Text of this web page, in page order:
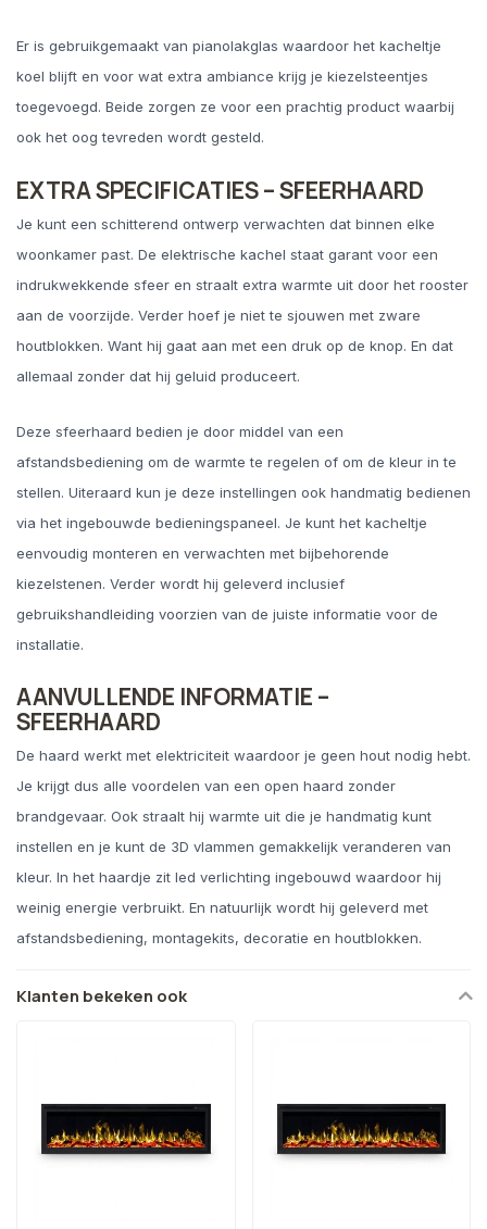
Er is gebruikgemaakt van pianolakglas waardoor het kacheltje
koel blijft en voor wat extra ambiance krijg je kiezelsteentjes
toegevoegd. Beide zorgen ze voor een prachtig product waarbij
ook het oog tevreden wordt gesteld.
EXTRA SPECIFICATIES – SFEERHAARD
Je kunt een schitterend ontwerp verwachten dat binnen elke
woonkamer past. De elektrische kachel staat garant voor een
indrukwekkende sfeer en straalt extra warmte uit door het rooster
aan de voorzijde. Verder hoef je niet te sjouwen met zware
houtblokken. Want hij gaat aan met een druk op de knop. En dat
allemaal zonder dat hij geluid produceert.
Deze sfeerhaard bedien je door middel van een
afstandsbediening om de warmte te regelen of om de kleur in te
stellen. Uiteraard kun je deze instellingen ook handmatig bedienen
via het ingebouwde bedieningspaneel. Je kunt het kacheltje
eenvoudig monteren en verwachten met bijbehorende
kiezelstenen. Verder wordt hij geleverd inclusief
gebruikshandleiding voorzien van de juiste informatie voor de
installatie.
AANVULLENDE INFORMATIE –
SFEERHAARD
De haard werkt met elektriciteit waardoor je geen hout nodig hebt.
Je krijgt dus alle voordelen van een open haard zonder
brandgevaar. Ook straalt hij warmte uit die je handmatig kunt
instellen en je kunt de 3D vlammen gemakkelijk veranderen van
kleur. In het haardje zit led verlichting ingebouwd waardoor hij
weinig energie verbruikt. En natuurlijk wordt hij geleverd met
afstandsbediening, montagekits, decoratie en houtblokken.
Klanten bekeken ook